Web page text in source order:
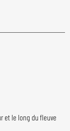
et le long du fleuve